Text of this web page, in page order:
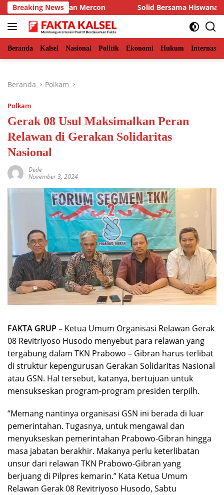
Langsung
ke
konten
Breaking News
dan Bagikan Mercon Solid Bersama Hiswana Migas
Beranda Kalsel Nasional Politik Ekonomi Hukum
Beranda Polkam
Polkam
Gerak 08 Usul Maksimalkan Peran
Relawan di Gerakan Solidaritas
Nasional
Dede
November 3, 2024
FAKTA GRUP – Ketua Umum Organisasi Relawan Gerak
08 Revitriyoso Husodo menyebut para relawan yang
tergabung dalam TKN Prabowo – Gibran harus terlibat
di struktur kepengurusan Gerakan Solidaritas Nasional
atau GSN. Hal tersebut, katanya, bertujuan untuk
mensukseskan program-program presiden terpilh.
“Memang nantinya organisasi GSN ini berada di luar
pemerintahan. Tugasnya, untuk mengawal dan
menyukseskan pemerintahan Prabowo-Gibran hingga
masa jabatan berakhir. Makanya perlu keterlibatan
unsur dari relawan TKN Prabowo-Gibran yang
berjuang di Pilpres kemarin.” Kata Ketua Umum
Relawan Gerak 08 Revitriyoso Husodo, Sabtu